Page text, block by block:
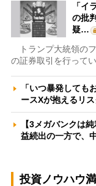
「イ
の批
疑…
トランプ大統領の
の証券取引を行って
「いつ暴発しても
ースXが抱えるリ
【3メガバンクは
益続出の一方で、
投資ノウハウ